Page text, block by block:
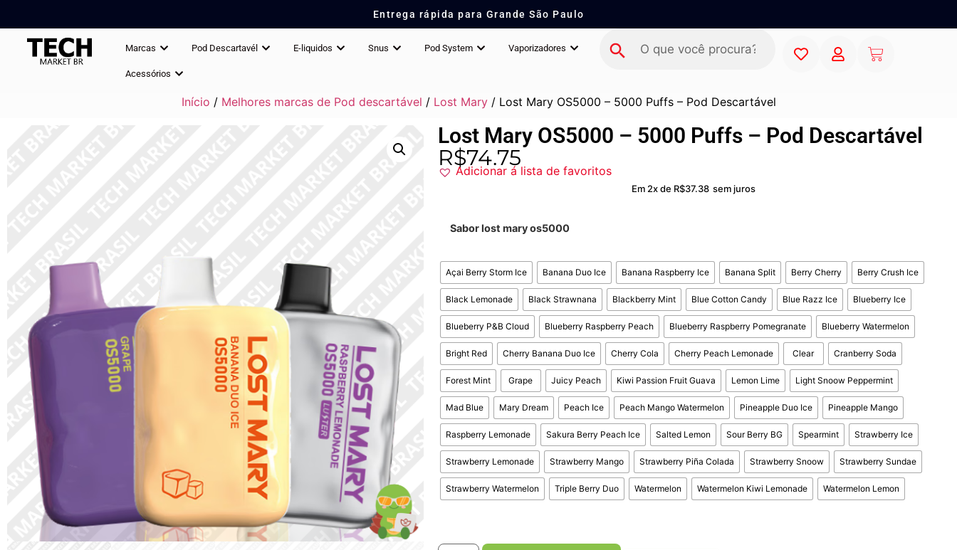
Entrega rápida para Grande São Paulo
Marcas Pod Descartavél E-liquidos Snus Pod System Vaporizadores
Acessórios
Início / Melhores marcas de Pod descartável / Lost Mary/ Lost Mary OS5000 – 5000 Puffs – Pod Descartável
Lost Mary OS5000 – 5000 Puffs – Pod Descartável
R$74.75
Adicionar á lista de favoritos
Em 2x de R$37.38 sem juros
Sabor lost mary os5000
Açai Berry Storm Ice Banana Duo Ice Banana Raspberry Ice Banana Split Berry Cherry Berry Crush Ice
Black Lemonade Black Strawnana Blackberry Mint Blue Cotton Candy Blue Razz Ice Blueberry Ice
Blueberry P&B Cloud Blueberry Raspberry Peach Blueberry Raspberry Pomegranate Blueberry Watermelon
Bright Red Cherry Banana Duo Ice Cherry Cola Cherry Peach Lemonade Clear Cranberry Soda
Forest Mint Grape Juicy Peach Kiwi Passion Fruit Guava Lemon Lime Light Snoow Peppermint
Mad Blue Mary Dream Peach Ice Peach Mango Watermelon Pineapple Duo Ice Pineapple Mango
Raspberry Lemonade Sakura Berry Peach Ice Salted Lemon Sour Berry BG Spearmint Strawberry Ice
Strawberry Lemonade Strawberry Mango Strawberry Piña Colada Strawberry Snoow Strawberry Sundae
Strawberry Watermelon Triple Berry Duo Watermelon Watermelon Kiwi Lemonade Watermelon Lemon